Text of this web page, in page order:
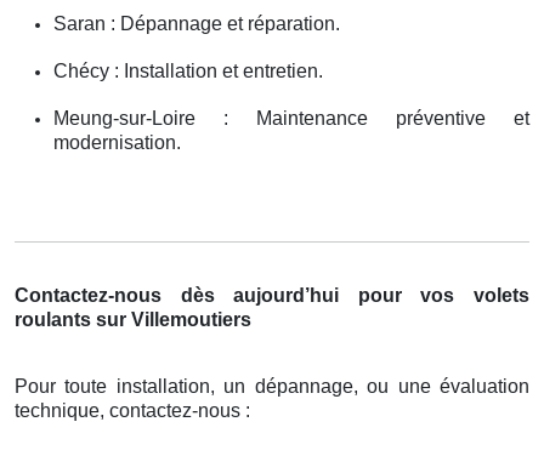
Saran : Dépannage et réparation.
Chécy : Installation et entretien.
Meung-sur-Loire : Maintenance préventive et
modernisation.
Contactez-nous dès aujourd’hui pour vos volets
roulants sur Villemoutiers
Pour toute installation, un dépannage, ou une évaluation
technique, contactez-nous :